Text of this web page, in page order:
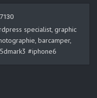
specialist, graphic
barcamper,
#iphone6